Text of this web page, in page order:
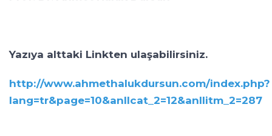
Yazıya alttaki Linkten ulaşabilirsiniz.
http://www.ahmethalukdursun.com/index.php?
lang=tr&page=10&anIIcat_2=12&anIIitm_2=287